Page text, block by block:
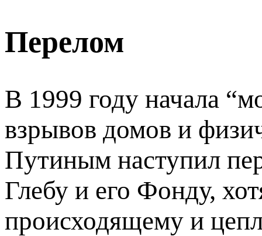
Перелом
В 1999 году начала
взрывов домов и
Путиным наступил
Глебу и его Фонду,
происходящему и